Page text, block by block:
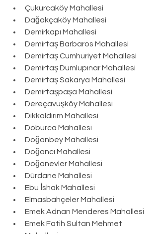
Çukurcaköy Mahallesi
Dağakçaköy Mahallesi
Demirkapı Mahallesi
Demirtaş Barbaros Mahallesi
Demirtaş Cumhuriyet Mahallesi
Demirtaş Dumlupınar Mahallesi
Demirtaş Sakarya Mahallesi
Demirtaşpaşa Mahallesi
Dereçavuşköy Mahallesi
Dikkaldırım Mahallesi
Doburca Mahallesi
Doğanbey Mahallesi
Doğancı Mahallesi
Doğanevler Mahallesi
Dürdane Mahallesi
Ebu İshak Mahallesi
Elmasbahçeler Mahallesi
Emek Adnan Menderes Mahallesi
Emek Fatih Sultan Mehmet